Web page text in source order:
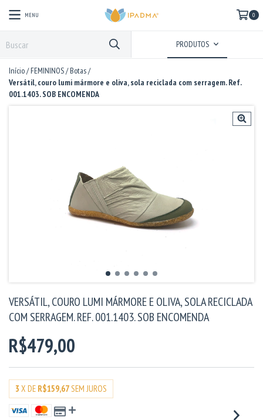
MENU 0
PRODUTOS
Início/FEMININOS/Botas/
Versátil, couro lumi mármore e oliva, sola reciclada com serragem. Ref.
001.1403. SOB ENCOMENDA
VERSÁTIL, COURO LUMI MÁRMORE E OLIVA, SOLA RECICLADA
COM SERRAGEM. REF. 001.1403. SOB ENCOMENDA
R$479,00
3 X DE R$159,67SEM JUROS